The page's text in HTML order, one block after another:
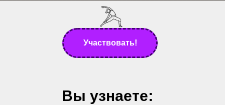
Участвовать!
Вы узнаете: